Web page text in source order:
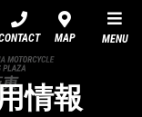
MAP MENU
情報